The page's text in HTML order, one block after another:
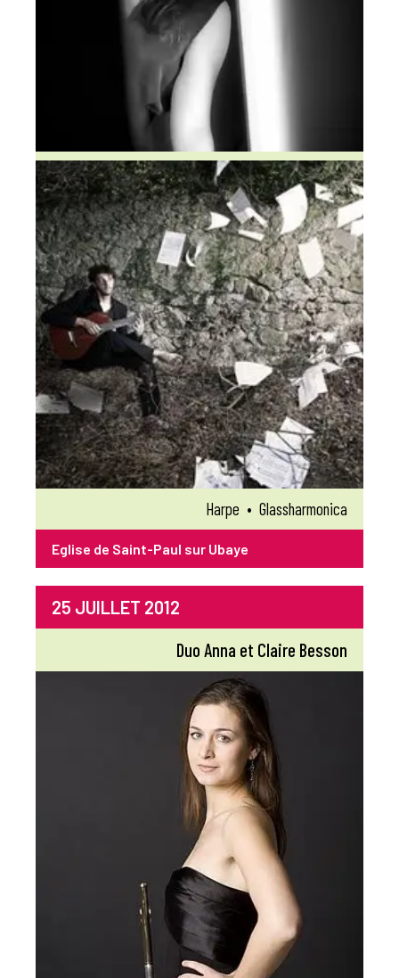
Harpe • Glassharmonica
Eglise de Saint-Paul sur Ubaye
25 JUILLET 2012
Duo Anna et Claire Besson